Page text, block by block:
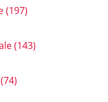
(197)
(143)
(74)